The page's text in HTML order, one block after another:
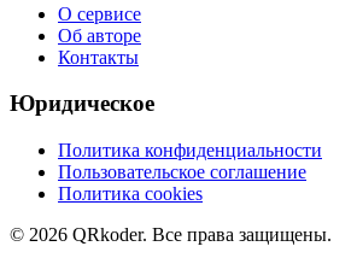
О сервисе
Об авторе
Контакты
Юридическое
Политика конфиденциальности
Пользовательское соглашение
Политика cookies
© 2026 QRkoder. Все права защищены.